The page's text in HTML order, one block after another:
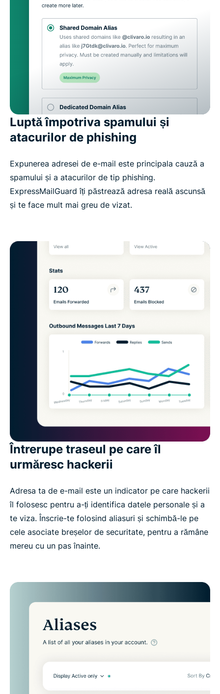
Luptă împotriva spamului și
atacurilor de phishing
Expunerea adresei de e-mail este principala cauză a
spamului și a atacurilor de tip phishing.
ExpressMailGuard îți păstrează adresa reală ascunsă
și te face mult mai greu de vizat.
Întrerupe traseul pe care îl
urmăresc hackerii
Adresa ta de e-mail este un indicator pe care hackerii
îl folosesc pentru a-ți identifica datele personale și a
te viza. Înscrie-te folosind aliasuri și schimbă-le pe
cele asociate breșelor de securitate, pentru a rămâne
mereu cu un pas înainte.